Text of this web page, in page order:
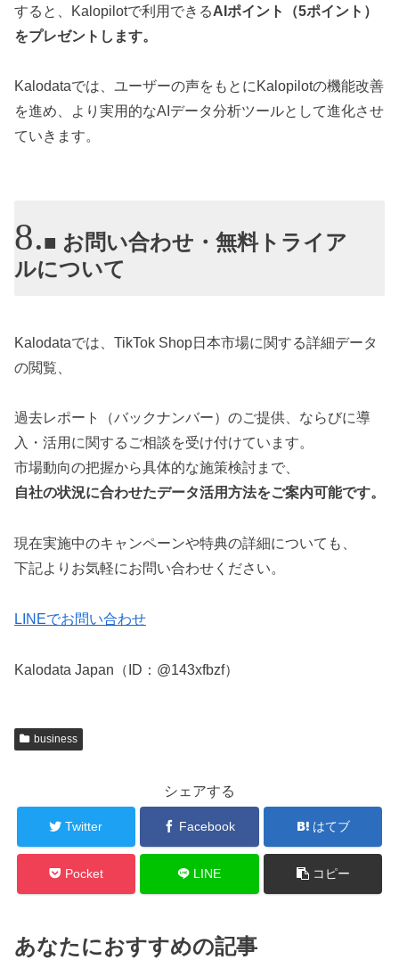
すると、Kalopilotで利用できるAIポイント（5ポイント）
をプレゼントします。
Kalodataでは、ユーザーの声をもとにKalopilotの機能改善
を進め、より実用的なAIデータ分析ツールとして進化させ
ていきます。
■ お問い合わせ・無料トライア
ルについて
Kalodataでは、TikTok Shop日本市場に関する詳細データ
の閲覧、
過去レポート（バックナンバー）のご提供、ならびに導
入・活用に関するご相談を受け付けています。
市場動向の把握から具体的な施策検討まで、
自社の状況に合わせたデータ活用方法をご案内可能です。
現在実施中のキャンペーンや特典の詳細についても、
下記よりお気軽にお問い合わせください。
LINEでお問い合わせ
Kalodata Japan（ID：@143xfbzf）
business
シェアする
Twitter Facebook はてブ
Pocket LINE コピー
あなたにおすすめの記事